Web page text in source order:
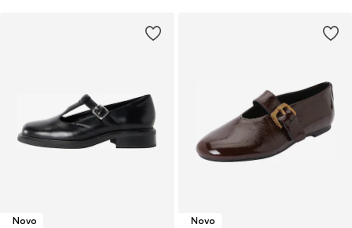
Novo Novo